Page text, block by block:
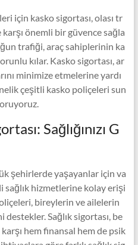
için kasko sigortası, olası tr
önemli bir güvence sağla
trafiği, araç sahiplerinin ka
kılar. Kasko sigortası, ar
minimize etmelerine yardı
çeşitli kasko poliçeleri sun
Sağlığınızı G
şehirlerde yaşayanlar için va
sağlık hizmetlerine kolay erişi
bireylerin ve ailelerin
Sağlık sigortası, be
hem finansal hem de psik